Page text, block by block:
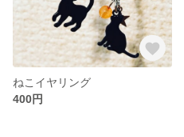
ねこイヤリング
400円